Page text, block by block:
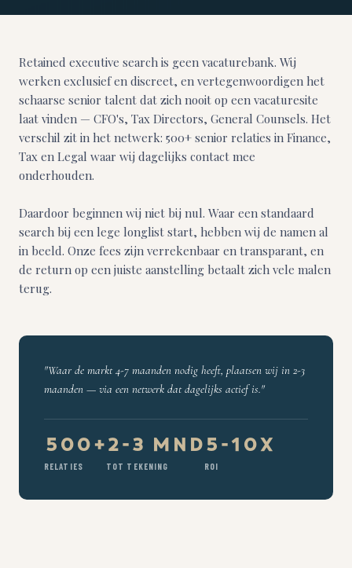
Retained executive search is geen vacaturebank. Wij
werken exclusief en discreet, en vertegenwoordigen het
schaarse senior talent dat zich nooit op een vacaturesite
laat vinden — CFO's, Tax Directors, General Counsels. Het
verschil zit in het netwerk: 500+ senior relaties in Finance,
Tax en Legal waar wij dagelijks contact mee
onderhouden.
Daardoor beginnen wij niet bij nul. Waar een standaard
search bij een lege longlist start, hebben wij de namen al
in beeld. Onze fees zijn verrekenbaar en transparant, en
de return op een juiste aanstelling betaalt zich vele malen
terug.
"Waar de markt 4-7 maanden nodig heeft, plaatsen wij in 2-3
maanden — via een netwerk dat dagelijks actief is."
500+
RELATIES
2-3 mnd
TOT TEKENING
5-10x
ROI